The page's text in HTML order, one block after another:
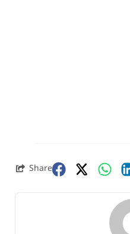
Share